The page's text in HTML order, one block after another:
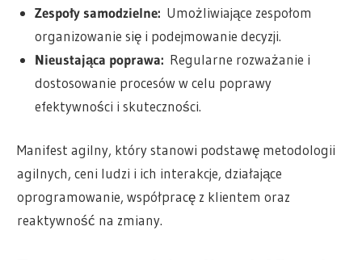
Zespoły samodzielne: Umożliwiające zespołom
organizowanie się i podejmowanie decyzji.
Nieustająca poprawa: Regularne rozważanie i
dostosowanie procesów w celu poprawy
efektywności i skuteczności.
Manifest agilny, który stanowi podstawę metodologii
agilnych, ceni ludzi i ich interakcje, działające
oprogramowanie, współpracę z klientem oraz
reaktywność na zmiany.